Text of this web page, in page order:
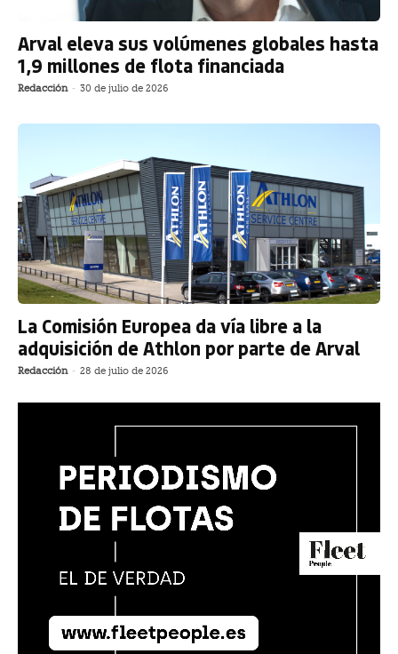
Arval eleva sus volúmenes globales hasta
1,9 millones de flota financiada
Redacción - 30 de julio de 2026
La Comisión Europea da vía libre a la
adquisición de Athlon por parte de Arval
Redacción - 28 de julio de 2026